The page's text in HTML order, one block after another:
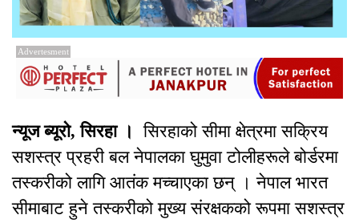
Advertesment
न्यूज ब्यूरो, सिरहा । सिरहाको सीमा क्षेत्रमा सक्रिय
सशस्त्र प्रहरी बल नेपालका घुमुवा टोलीहरूले बोर्डरमा
तस्करीको लागि आतंक मच्चाएका छन् । नेपाल भारत
सीमाबाट हुने तस्करीको मुख्य संरक्षकको रूपमा सशस्त्र